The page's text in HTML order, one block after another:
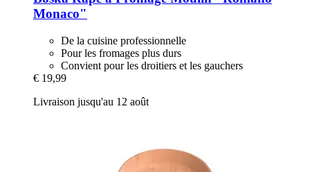
Monaco"
De la cuisine professionnelle
Pour les fromages plus durs
Convient pour les droitiers et les gauchers
€ 19,99
Livraison jusqu'au 12 août